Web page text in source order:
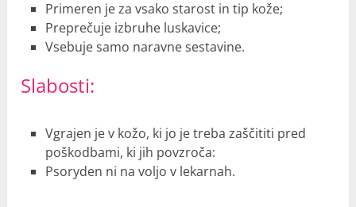
Primeren je za vsako starost in tip kože;
Preprečuje izbruhe luskavice;
Vsebuje samo naravne sestavine.
Slabosti:
Vgrajen je v kožo, ki jo je treba zaščititi pred
poškodbami, ki jih povzroča:
Psoryden ni na voljo v lekarnah.